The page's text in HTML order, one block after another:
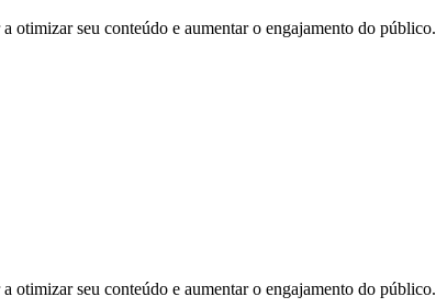
otimizar seu conteúdo e aumentar o engajamento do público.
otimizar seu conteúdo e aumentar o engajamento do público.